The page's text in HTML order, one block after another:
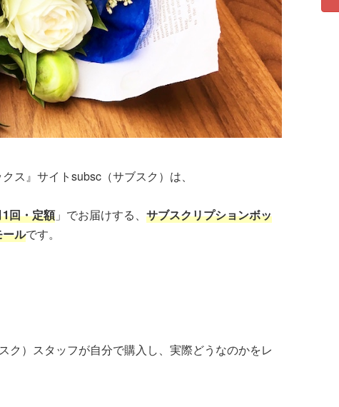
ス』サイトsubsc（サブスク）は、
回・定額」でお届けする、 サブスクリプションボッ
ルです。
ク）スタッフが自分で購入し、実際どうなのかをレ